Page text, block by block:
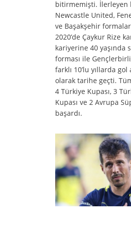
bitirmemişti. İlerleyen
Newcastle United,
ve Başakşehir
2020’de Çaykur Rize
kariyerine 40 yaşında
forması ile
farklı 10’lu yıllarda
olarak tarihe geçti.
4 Türkiye Kupası, 3
Kupası ve 2 Avrupa
başardı.